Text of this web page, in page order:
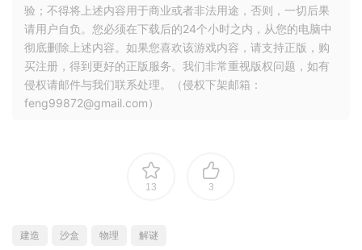
验；不得将上述内容用于商业或者非法用途，否则，一切后果
请用户自负。您必须在下载后的24个小时之内，从您的电脑中
彻底删除上述内容。如果您喜欢该游戏内容，请支持正版，购
买注册，得到更好的正版服务。我们非常重视版权问题，如有
侵权请邮件与我们联系处理。（侵权下架邮箱：
feng99872@gmail.com）
13 3
建造 沙盒 物理 解谜